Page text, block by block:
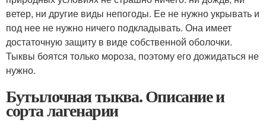
ветер, ни другие виды непогоды. Ее не нужно укрывать и
под нее не нужно ничего подкладывать. Она имеет
достаточную защиту в виде собственной оболочки.
Тыквы боятся только мороза, поэтому его дожидаться не
нужно.
Бутылочная тыква. Описание и
сорта лагенарии